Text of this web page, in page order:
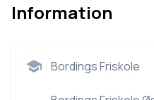
Information
Bordings Friskole